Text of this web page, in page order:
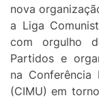
nova
a Liga
com orgulho
Partidos e
na Conferência
(CIMU) em